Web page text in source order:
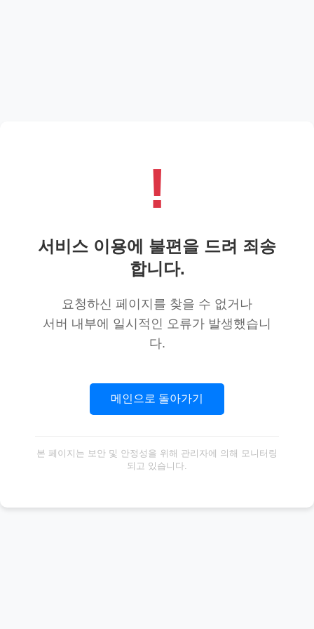
!
서비스 이용에 불편을 드려 죄송
합니다.
요청하신 페이지를 찾을 수 없거나
서버 내부에 일시적인 오류가 발생했습니
다.
메인으로 돌아가기
본 페이지는 보안 및 안정성을 위해 관리자에 의해 모니터링
되고 있습니다.